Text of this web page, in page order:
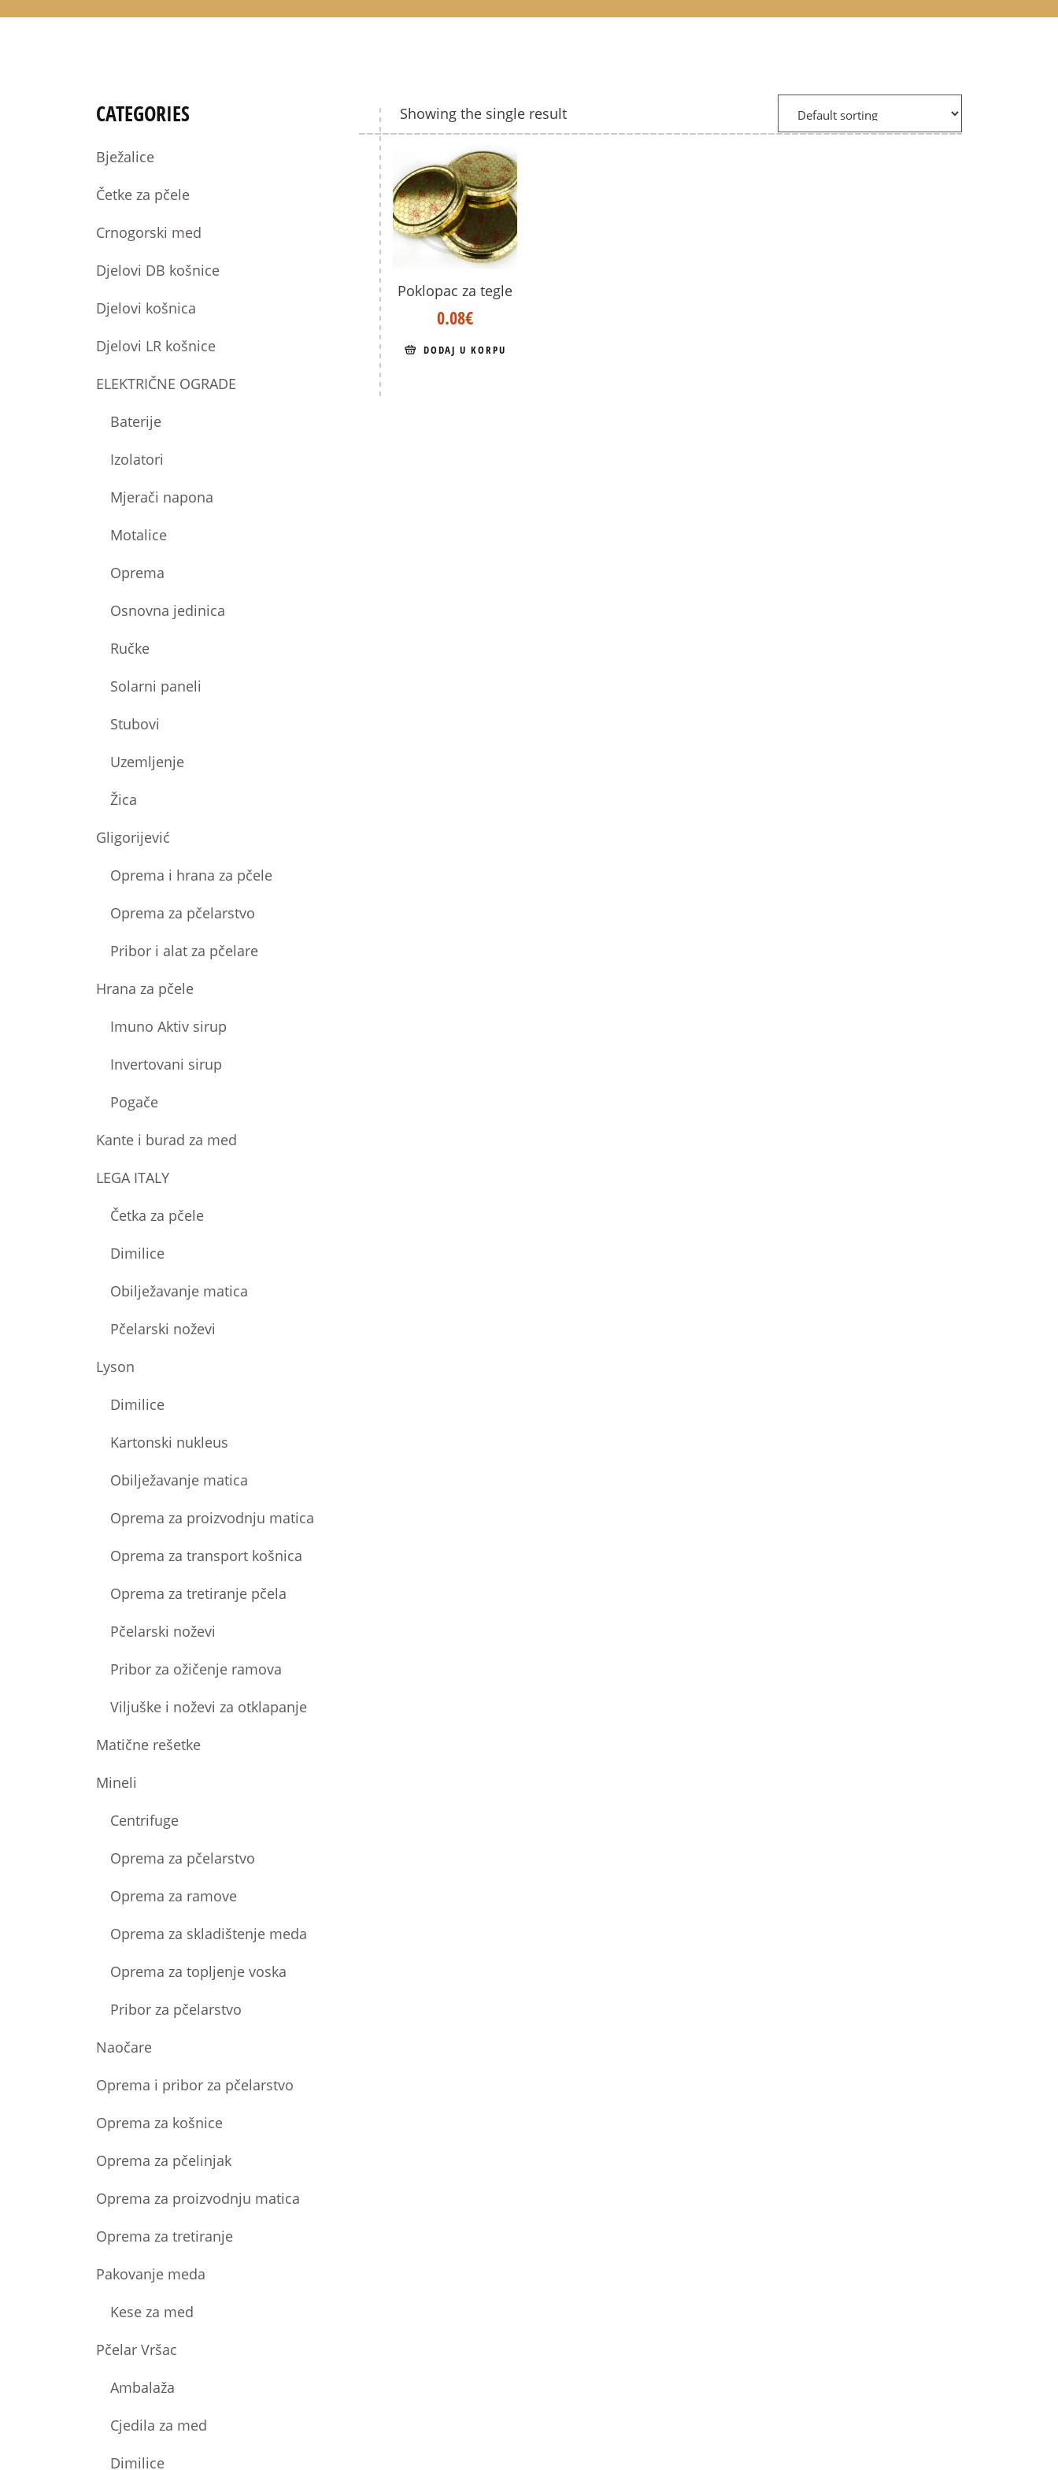
Showing the single result
Poklopac za tegle
0.08€
DODAJ U KORPU
CATEGORIES
Bježalice
Četke za pčele
Crnogorski med
Djelovi DB košnice
Djelovi košnica
Djelovi LR košnice
ELEKTRIČNE OGRADE
Baterije
Izolatori
Mjerači napona
Motalice
Oprema
Osnovna jedinica
Ručke
Solarni paneli
Stubovi
Uzemljenje
Žica
Gligorijević
Oprema i hrana za pčele
Oprema za pčelarstvo
Pribor i alat za pčelare
Hrana za pčele
Imuno Aktiv sirup
Invertovani sirup
Pogače
Kante i burad za med
LEGA ITALY
Četka za pčele
Dimilice
Obilježavanje matica
Pčelarski noževi
Lyson
Dimilice
Kartonski nukleus
Obilježavanje matica
Oprema za proizvodnju matica
Oprema za transport košnica
Oprema za tretiranje pčela
Pčelarski noževi
Pribor za ožičenje ramova
Viljuške i noževi za otklapanje
Matične rešetke
Mineli
Centrifuge
Oprema za pčelarstvo
Oprema za ramove
Oprema za skladištenje meda
Oprema za topljenje voska
Pribor za pčelarstvo
Naočare
Oprema i pribor za pčelarstvo
Oprema za košnice
Oprema za pčelinjak
Oprema za proizvodnju matica
Oprema za tretiranje
Pakovanje meda
Kese za med
Pčelar Vršac
Ambalaža
Cjedila za med
Dimilice